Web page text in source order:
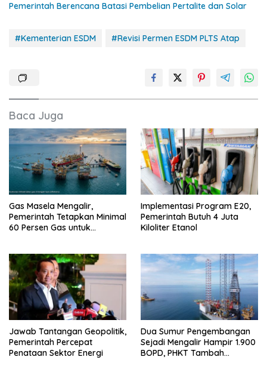
Pemerintah Berencana Batasi Pembelian Pertalite dan Solar
#Kementerian ESDM #Revisi Permen ESDM PLTS Atap
Baca Juga
Gas Masela Mengalir,
Pemerintah Tetapkan Minimal
60 Persen Gas untuk
Implementasi Program E20,
Pemerintah Butuh 4 Juta
Kiloliter Etanol
Jawab Tantangan Geopolitik,
Pemerintah Percepat
Penataan Sektor Energi
Dua Sumur Pengembangan
Sejadi Mengalir Hampir 1.900
BOPD, PHKT Tambah